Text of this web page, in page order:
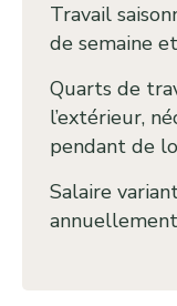
Travail
de semaine
Quarts de
l’extérieur,
pendant de
Salaire
annuellement